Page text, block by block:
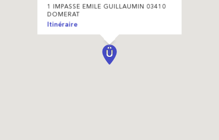
1 IMPASSE EMILE GUILLAUMIN 03410
DOMERAT
Itinéraire